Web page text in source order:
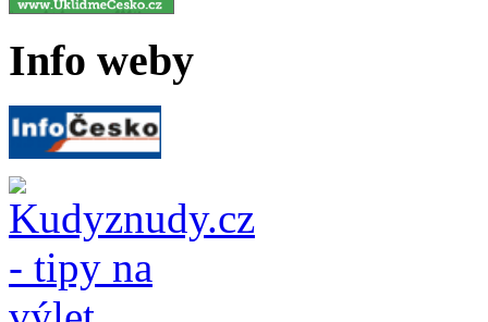
Info weby